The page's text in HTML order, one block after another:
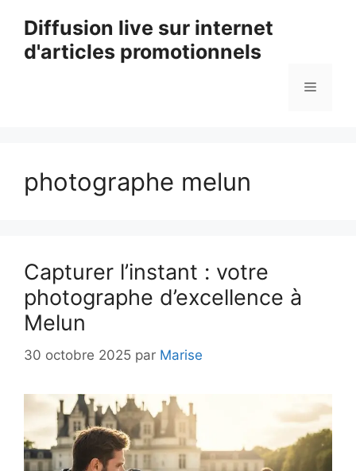
contenu
Diffusion live sur internet
d'articles promotionnels
Menu
photographe melun
Capturer l’instant : votre
photographe d’excellence à
Melun
30 octobre 2025 par Marise